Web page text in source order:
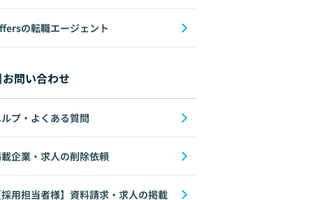
の転職エージェント
お問い合わせ
プ・よくある質問
企業・求人の削除依頼
用担当者様】資料請求・求人の掲載